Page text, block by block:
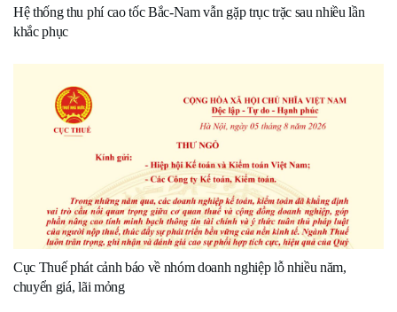
Hệ thống thu phí cao tốc Bắc-Nam vẫn gặp trục trặc sau nhiều lần
khắc phục
Cục Thuế phát cảnh báo về nhóm doanh nghiệp lỗ nhiều năm,
chuyển giá, lãi mỏng